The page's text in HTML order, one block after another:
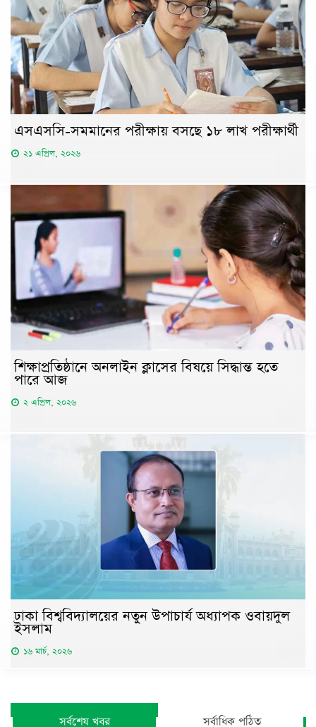
এসএসসি-সমমানের পরীক্ষায় বসছে ১৮ লাখ পরীক্ষার্থী
২১ এপ্রিল, ২০২৬
শিক্ষাপ্রতিষ্ঠানে অনলাইন ক্লাসের বিষয়ে সিদ্ধান্ত হতে
পারে আজ
২ এপ্রিল, ২০২৬
ঢাকা বিশ্ববিদ্যালয়ের নতুন উপাচার্য অধ্যাপক ওবায়দুল
ইসলাম
১৬ মার্চ, ২০২৬
সর্বশেষ খবর সর্বাধিক পঠিত